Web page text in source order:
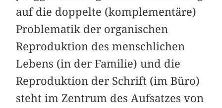
auf die doppelte (komplementäre)
Problematik der organischen
Reproduktion des menschlichen
Lebens (in der Familie) und die
Reproduktion der Schrift (im Büro)
steht im Zentrum des Aufsatzes von